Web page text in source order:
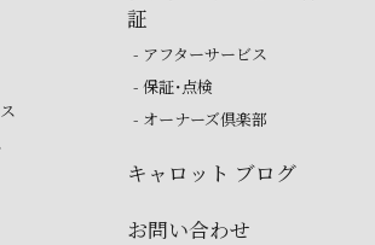
証
- アフターサービス
- 保証・点検
- オーナーズ倶楽部
キャロット ブログ
お問い合わせ